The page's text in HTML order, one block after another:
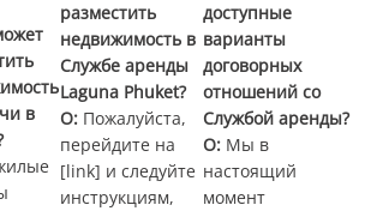
в
разместить
недвижимость в
Службе аренды
Laguna Phuket?
О:Пожалуйста,
перейдите на
[link] и следуйте
инструкциям,
доступные
варианты
договорных
отношений со
Службой аренды?
О:Мы в
настоящий
момент